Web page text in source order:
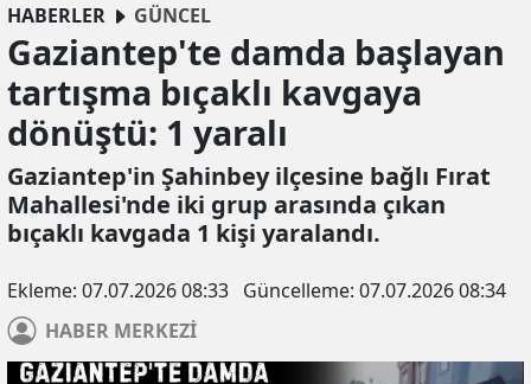
HABERLER
GÜNCEL
Gaziantep'te damda başlayan
tartışma bıçaklı kavgaya
dönüştü: 1 yaralı
Gaziantep'in Şahinbey ilçesine bağlı Fırat
Mahallesi'nde iki grup arasında çıkan
bıçaklı kavgada 1 kişi yaralandı.
Ekleme: 07.07.2026 08:33 Güncelleme: 07.07.2026 08:34
HABER MERKEZİ